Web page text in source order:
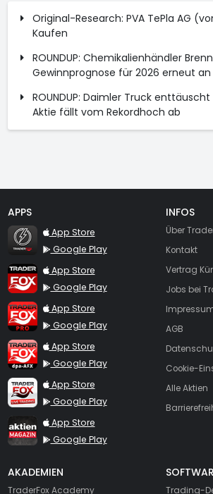
Original-Research: PVA TePla AG
Kaufen
ROUNDUP: Chemikalienhändler
Gewinnprognose für 2026 erneut an
ROUNDUP: Daimler Truck
Aktie fällt vom Rekordhoch ab
APPS
TraderFox Flash
App Store
Google Play
TraderFox App
App Store
Google Play
TraderFox Pro
App Store
Google Play
TraderFox dpa-AFX ProFeed
App Store
Google Play
TraderFox Live Trading
App Store
Google Play
TraderFox aktien Magazin
App Store
Google Play
INFOS
Über
Kontakt
Vertrag
Jobs bei
AGB
Cookie-
Alle Aktien
AKADEMIEN
TraderFox Academy
Trading-